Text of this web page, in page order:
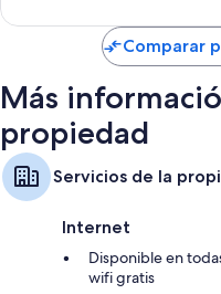
Comparar
Más
propiedad
Servicios de la
Internet
Disponible en
wifi gratis